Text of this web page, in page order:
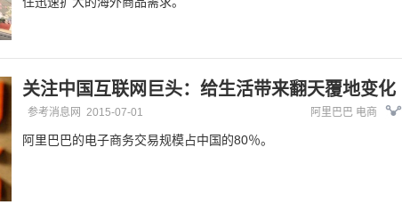
关注中国互联网巨头：给生活带来翻天覆地变化
参考消息网 2015-07-01 阿里巴巴 电商
阿里巴巴的电子商务交易规模占中国的80％。